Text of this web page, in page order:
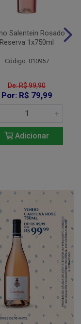
Salentein Rosado
Reserva 1x750ml
Código: 010957
De: R$ 99,90
Por: R$ 79,99
Adicionar